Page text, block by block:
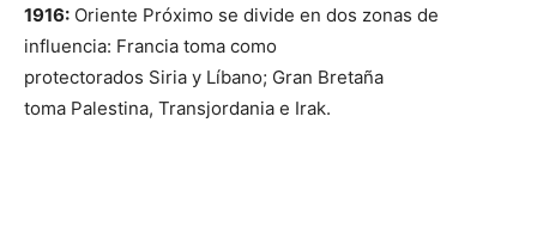
1916: Oriente Próximo se divide en dos zonas de
influencia: Francia toma como
protectorados Siria y Líbano; Gran Bretaña
toma Palestina, Transjordania e Irak.